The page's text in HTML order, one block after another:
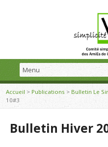
Accueil> Publications > Bulletin Le
10#3
Bulletin Hiver